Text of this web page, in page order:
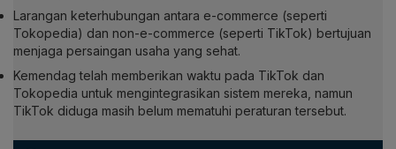
Larangan keterhubungan antara e-commerce (seperti
Tokopedia) dan non-e-commerce (seperti TikTok) bertujuan
menjaga persaingan usaha yang sehat.
Kemendag telah memberikan waktu pada TikTok dan
Tokopedia untuk mengintegrasikan sistem mereka, namun
TikTok diduga masih belum mematuhi peraturan tersebut.